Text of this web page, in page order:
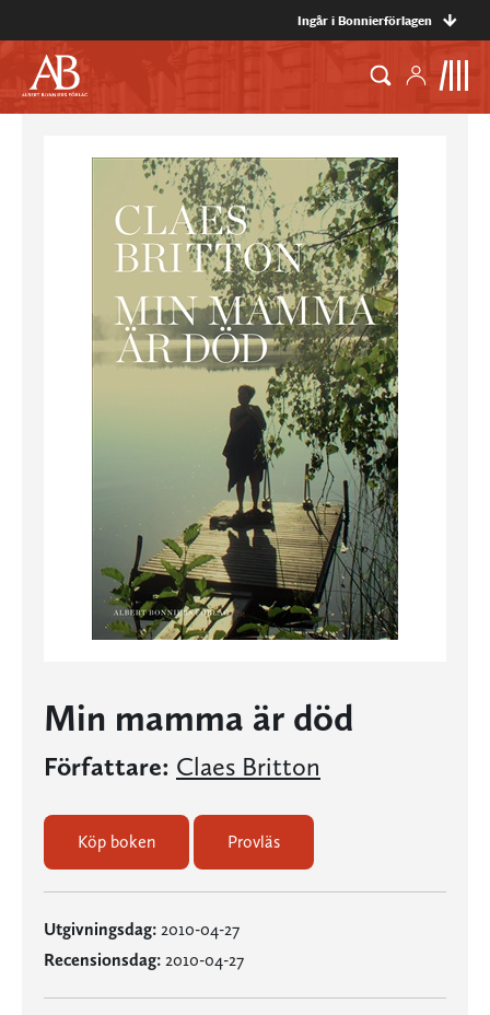
Ingår i Bonnierförlagen
Min mamma är död
Författare: Claes Britton
Köp boken Provläs
Utgivningsdag: 2010-04-27
Recensionsdag: 2010-04-27